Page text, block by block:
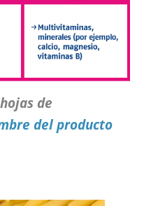
de
del producto